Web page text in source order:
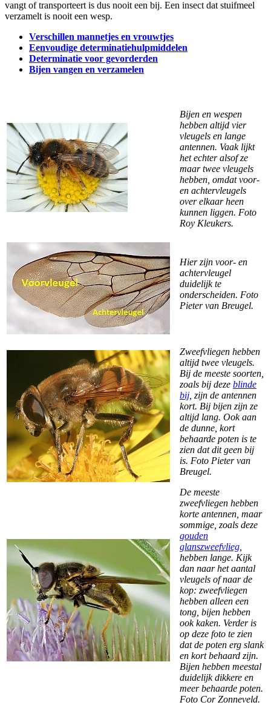
vangt of transporteert is dus nooit een bij. Een insect dat stuifmeel
verzamelt is nooit een wesp.
Verschillen mannetjes en vrouwtjes
Eenvoudige determinatiehulpmiddelen
Determinatie voor gevorderden
Bijen vangen en verzamelen
Bijen en wespen
hebben altijd vier
vleugels en lange
antennen. Vaak lijkt
het echter alsof ze
maar twee vleugels
hebben, omdat voor-
en achtervleugels
over elkaar heen
kunnen liggen. Foto
Roy Kleukers.
Hier zijn voor- en
achtervleugel
duidelijk te
onderscheiden. Foto
Pieter van Breugel.
Zweefvliegen hebben
altijd twee vleugels.
Bij de meeste soorten,
zoals bij deze blinde
bij , zijn de antennen
kort. Bij bijen zijn ze
altijd lang. Ook aan
de dunne, kort
behaarde poten is te
zien dat dit geen bij
is. Foto Pieter van
Breugel.
De meeste
zweefvliegen hebben
korte antennen, maar
sommige, zoals deze
gouden
glanszweefvlieg
hebben lange. Kijk
dan naar het aantal
vleugels of naar de
kop: zweefvliegen
hebben alleen een
tong, bijen hebben
ook kaken. Verder is
op deze foto te zien
dat de poten erg slank
en kort behaard zijn.
Bijen hebben meestal
duidelijk dikkere en
meer behaarde poten.
Foto Cor Zonneveld.